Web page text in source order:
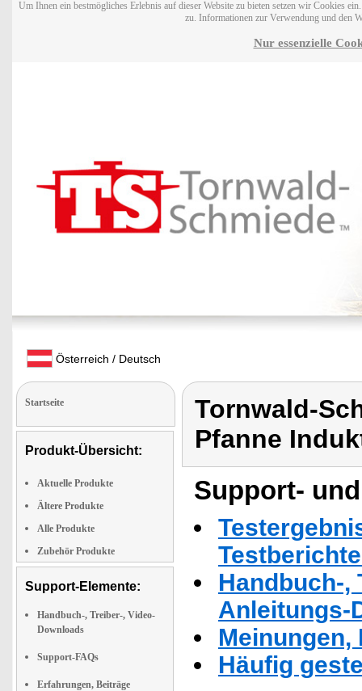
Um Ihnen ein bestmögliches Erlebnis auf dieser Website zu bieten setzen wir Cookies
zu. Informationen zur Verwendung und den
Nur essenzielle
Österreich / Deutsch
Startseite
Produkt-Übersicht:
Aktuelle Produkte
Ältere Produkte
Alle Produkte
Zubehör Produkte
Support-Elemente:
Handbuch-, Treiber-, Video-
Downloads
Support-FAQs
Erfahrungen, Beiträge
Tornwald-
Pfanne
Support-
Handbuch-,
Anleitungs-
Häufig